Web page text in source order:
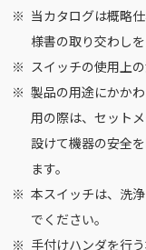
当カタログは概略
様書の取り交わしを
スイッチの使用上
製品の用途にかか
用の際は、セット
設けて機器の安全
ます。
本スイッチは、洗
でください。
手付けハンダを行